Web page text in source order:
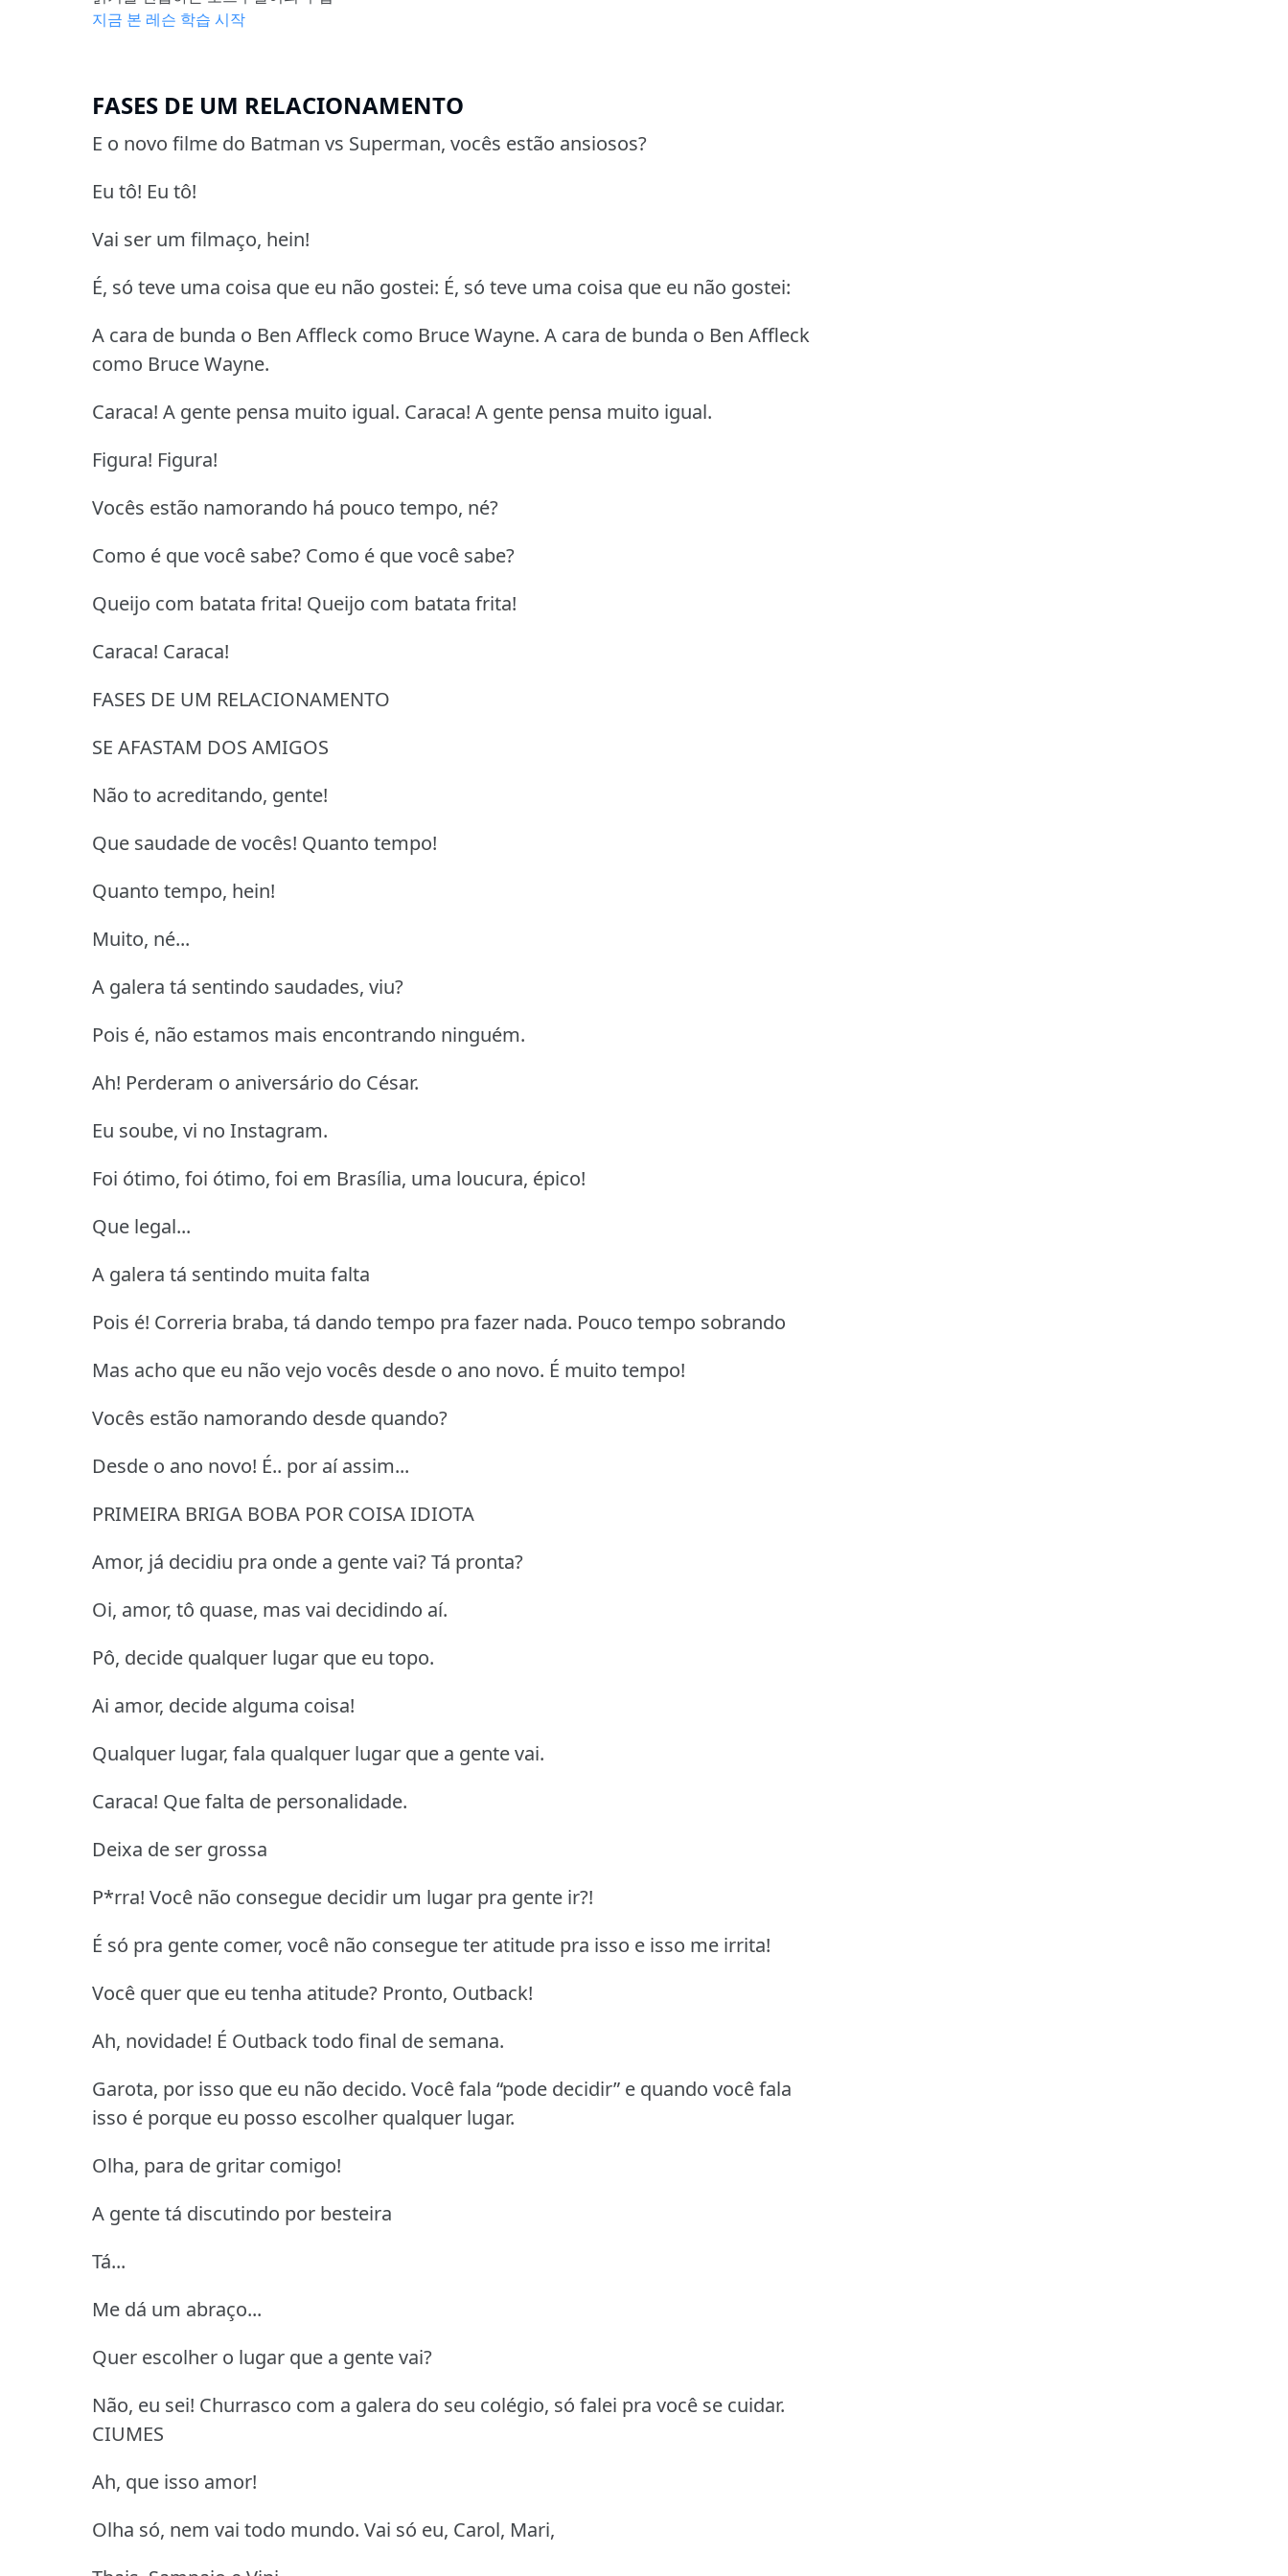
지금 본 레슨 학습 시작
FASES DE UM RELACIONAMENTO
E o novo filme do Batman vs Superman, vocês estão ansiosos?
Eu tô! Eu tô!
Vai ser um filmaço, hein!
É, só teve uma coisa que eu não gostei: É, só teve uma coisa que eu não gostei:
A cara de bunda o Ben Affleck como Bruce Wayne. A cara de bunda o Ben Affleck
como Bruce Wayne.
Caraca! A gente pensa muito igual. Caraca! A gente pensa muito igual.
Figura! Figura!
Vocês estão namorando há pouco tempo, né?
Como é que você sabe? Como é que você sabe?
Queijo com batata frita! Queijo com batata frita!
Caraca! Caraca!
FASES DE UM RELACIONAMENTO
SE AFASTAM DOS AMIGOS
Não to acreditando, gente!
Que saudade de vocês! Quanto tempo!
Quanto tempo, hein!
Muito, né...
A galera tá sentindo saudades, viu?
Pois é, não estamos mais encontrando ninguém.
Ah! Perderam o aniversário do César.
Eu soube, vi no Instagram.
Foi ótimo, foi ótimo, foi em Brasília, uma loucura, épico!
Que legal...
A galera tá sentindo muita falta
Pois é! Correria braba, tá dando tempo pra fazer nada. Pouco tempo sobrando
Mas acho que eu não vejo vocês desde o ano novo. É muito tempo!
Vocês estão namorando desde quando?
Desde o ano novo! É.. por aí assim...
PRIMEIRA BRIGA BOBA POR COISA IDIOTA
Amor, já decidiu pra onde a gente vai? Tá pronta?
Oi, amor, tô quase, mas vai decidindo aí.
Pô, decide qualquer lugar que eu topo.
Ai amor, decide alguma coisa!
Qualquer lugar, fala qualquer lugar que a gente vai.
Caraca! Que falta de personalidade.
Deixa de ser grossa
P*rra! Você não consegue decidir um lugar pra gente ir?!
É só pra gente comer, você não consegue ter atitude pra isso e isso me irrita!
Você quer que eu tenha atitude? Pronto, Outback!
Ah, novidade! É Outback todo final de semana.
Garota, por isso que eu não decido. Você fala “pode decidir” e quando você fala
isso é porque eu posso escolher qualquer lugar.
Olha, para de gritar comigo!
A gente tá discutindo por besteira
Tá...
Me dá um abraço...
Quer escolher o lugar que a gente vai?
Não, eu sei! Churrasco com a galera do seu colégio, só falei pra você se cuidar.
CIUMES
Ah, que isso amor!
Olha só, nem vai todo mundo. Vai só eu, Carol, Mari,